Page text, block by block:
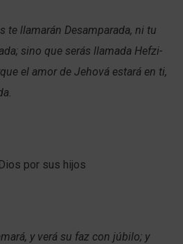
te llamarán Desamparada, ni tu
sino que serás llamada Hefzi-
el amor de Jehová estará en ti,
por sus hijos
y verá su faz con júbilo; y